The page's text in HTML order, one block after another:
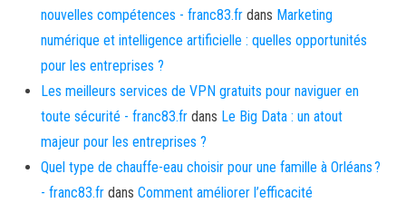
nouvelles compétences - franc83.fr dans Marketing
numérique et intelligence artificielle : quelles opportunités
pour les entreprises ?
Les meilleurs services de VPN gratuits pour naviguer en
toute sécurité - franc83.fr dans Le Big Data : un atout
majeur pour les entreprises ?
Quel type de chauffe-eau choisir pour une famille à Orléans ?
- franc83.fr dans Comment améliorer l’efficacité